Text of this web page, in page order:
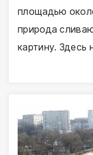
площадью
природа
картину.